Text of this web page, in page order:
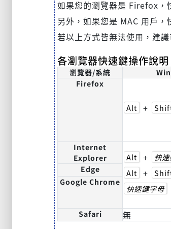
如果您的瀏覽器是 Firefox，
另外，如果您是 MAC 用戶，
若以上方式皆無法使用，建
各瀏覽器快速鍵操作說明
瀏覽器/系統
Firefox
Alt +
Internet
Explorer
Alt +
快
Alt
+
快速鍵字母
Edge
Google Chrome
Safari
無